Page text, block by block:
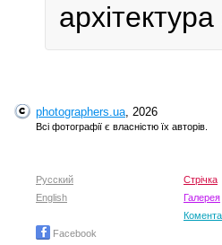
photographers.ua, 2026
Всі фотографії є власністю їх авторів.
Русский
English
Facebook
Стрічка
Галерея